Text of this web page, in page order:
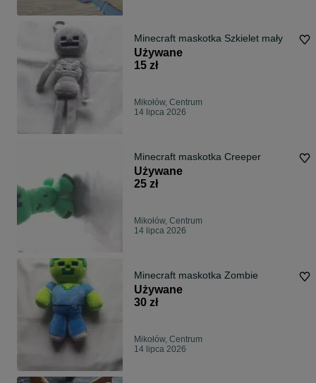
Minecraft maskotka Szkielet mały
Używane
15 zł
Mikołów, Centrum
14 lipca 2026
Minecraft maskotka Creeper
Używane
25 zł
Mikołów, Centrum
14 lipca 2026
Minecraft maskotka Zombie
Używane
30 zł
Mikołów, Centrum
14 lipca 2026